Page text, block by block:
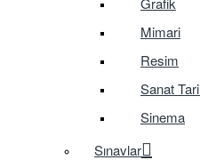
Mimari
Resim
Sanat
Sinema
Sınavlar